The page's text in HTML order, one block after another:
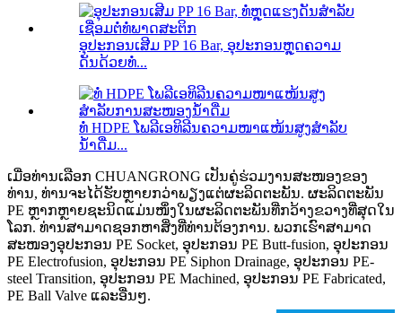
ອຸປະກອນເສີມ PP 16 Bar, ອຸປະກອນຫຼຸດຄວາມ
ດັນດ້ວຍທໍ່...
ທໍ່ HDPE ໂພລີເອທິລີນຄວາມໜາແໜ້ນສູງສຳລັບ
ນ້ຳດື່ມ...
ເມື່ອທ່ານເລືອກ CHUANGRONG ເປັນຄູ່ຮ່ວມງານສະໜອງຂອງ
ທ່ານ, ທ່ານຈະໄດ້ຮັບຫຼາຍກວ່າພຽງແຕ່ຜະລິດຕະພັນ. ຜະລິດຕະພັນ
PE ຫຼາກຫຼາຍຊະນິດແມ່ນໜຶ່ງໃນຜະລິດຕະພັນທີ່ກວ້າງຂວາງທີ່ສຸດໃນ
ໂລກ. ທ່ານສາມາດຊອກຫາສິ່ງທີ່ທ່ານຕ້ອງການ. ພວກເຮົາສາມາດ
ສະໜອງອຸປະກອນ PE Socket, ອຸປະກອນ PE Butt-fusion, ອຸປະກອນ
PE Electrofusion, ອຸປະກອນ PE Siphon Drainage, ອຸປະກອນ PE-
steel Transition, ອຸປະກອນ PE Machined, ອຸປະກອນ PE Fabricated,
PE Ball Valve ແລະອື່ນໆ.